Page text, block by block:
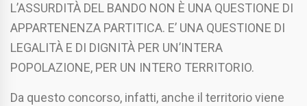
L’ASSURDITÀ DEL BANDO NON È UNA QUESTIONE DI
APPARTENENZA PARTITICA. E’ UNA QUESTIONE DI
LEGALITÀ E DI DIGNITÀ PER UN’INTERA
POPOLAZIONE, PER UN INTERO TERRITORIO.
Da questo concorso, infatti, anche il territorio viene